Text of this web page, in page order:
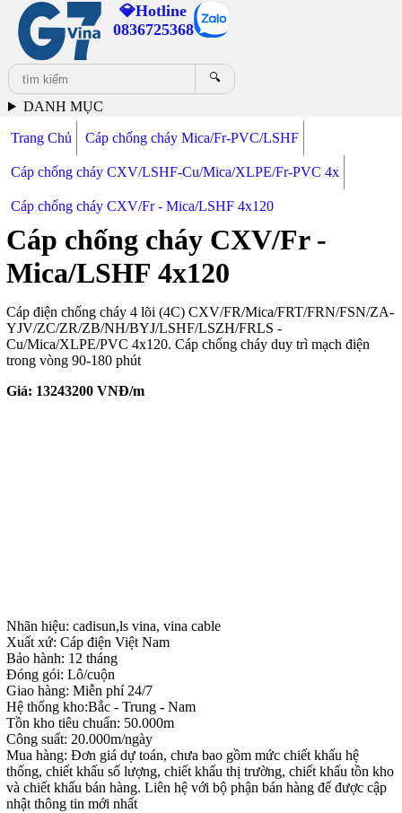
💎Hotline
0836725368
🔍
DANH MỤC
Trang Chủ Cáp chống cháy Mica/Fr-PVC/LSHF
Cáp chống cháy CXV/LSHF-Cu/Mica/XLPE/Fr-PVC 4x
Cáp chống cháy CXV/Fr - Mica/LSHF 4x120
Cáp chống cháy CXV/Fr -
Mica/LSHF 4x120
Cáp điện chống cháy 4 lõi (4C) CXV/FR/Mica/FRT/FRN/FSN/ZA-
YJV/ZC/ZR/ZB/NH/BYJ/LSHF/LSZH/FRLS -
Cu/Mica/XLPE/PVC 4x120. Cáp chống cháy duy trì mạch điện
trong vòng 90-180 phút
Giá: 13243200VNĐ/m
Nhãn hiệu: cadisun,ls vina, vina cable
Xuất xứ: Cáp điện Việt Nam
Bảo hành: 12 tháng
Đóng gói: Lô/cuộn
Giao hàng: Miễn phí 24/7
Hệ thống kho:Bắc - Trung - Nam
Tồn kho tiêu chuẩn: 50.000m
Công suất: 20.000m/ngày
Mua hàng: Đơn giá dự toán, chưa bao gồm mức chiết khấu hệ
thống, chiết khấu số lượng, chiết khấu thị trường, chiết khấu tồn kho
và chiết khấu bán hàng. Liên hệ với bộ phận bán hàng để được cập
nhật thông tin mới nhất